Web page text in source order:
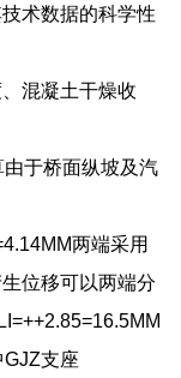
术数据的科学性
混凝土干燥收
于桥面纵坡及汽
两端采用
位移可以两端分
支座